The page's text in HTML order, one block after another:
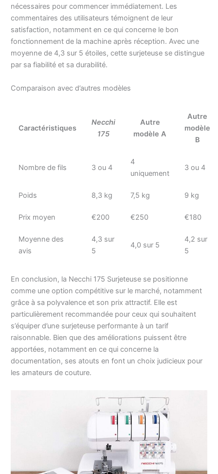
nécessaires pour commencer immédiatement. Les
commentaires des utilisateurs témoignent de leur
satisfaction, notamment en ce qui concerne le bon
fonctionnement de la machine après réception. Avec une
moyenne de 4,3 sur 5 étoiles, cette surjeteuse se distingue
par sa fiabilité et sa durabilité.
Comparaison avec d’autres modèles
Caractéristiques
Necchi
175
Autre
modèle A
Autre
modèle
B
Nombre de fils 3 ou 4
4
uniquement
3 ou 4
Poids 8,3 kg 7,5 kg 9 kg
Prix moyen €200 €250 €180
Moyenne des
avis
4,3 sur
5
4,0 sur 5
4,2 sur
5
En conclusion, la Necchi 175 Surjeteuse se positionne
comme une option compétitive sur le marché, notamment
grâce à sa polyvalence et son prix attractif. Elle est
particulièrement recommandée pour ceux qui souhaitent
s’équiper d’une surjeteuse performante à un tarif
raisonnable. Bien que des améliorations puissent être
apportées, notamment en ce qui concerne la
documentation, ses atouts en font un choix judicieux pour
les amateurs de couture.